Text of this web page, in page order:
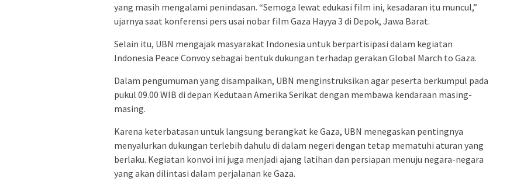
yang masih mengalami penindasan. “Semoga lewat edukasi film ini, kesadaran itu muncul,”
ujarnya saat konferensi pers usai nobar film Gaza Hayya 3 di Depok, Jawa Barat.
Selain itu, UBN mengajak masyarakat Indonesia untuk berpartisipasi dalam kegiatan
Indonesia Peace Convoy sebagai bentuk dukungan terhadap gerakan Global March to Gaza.
Dalam pengumuman yang disampaikan, UBN menginstruksikan agar peserta berkumpul pada
pukul 09.00 WIB di depan Kedutaan Amerika Serikat dengan membawa kendaraan masing-
masing.
Karena keterbatasan untuk langsung berangkat ke Gaza, UBN menegaskan pentingnya
menyalurkan dukungan terlebih dahulu di dalam negeri dengan tetap mematuhi aturan yang
berlaku. Kegiatan konvoi ini juga menjadi ajang latihan dan persiapan menuju negara-negara
yang akan dilintasi dalam perjalanan ke Gaza.